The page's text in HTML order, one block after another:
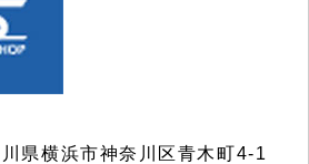
県横浜市神奈川区青木町4-1